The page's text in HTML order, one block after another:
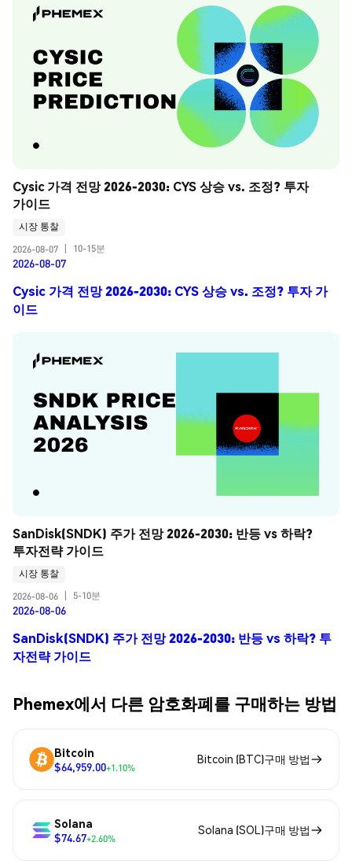
Cysic 가격 전망 2026-2030: CYS 상승 vs. 조정? 투자
가이드
시장 통찰
2026-08-07
10-15분
2026-08-07
Cysic 가격 전망 2026-2030: CYS 상승 vs. 조정? 투자 가
이드
SanDisk(SNDK) 주가 전망 2026-2030: 반등 vs 하락?
투자전략 가이드
시장 통찰
2026-08-06
5-10분
2026-08-06
SanDisk(SNDK) 주가 전망 2026-2030: 반등 vs 하락? 투
자전략 가이드
Phemex에서 다른 암호화폐를 구매하는 방법
Bitcoin
$64,959.00+1.10%
Bitcoin (BTC)구매 방법
Solana
$74.67+2.60%
Solana (SOL)구매 방법